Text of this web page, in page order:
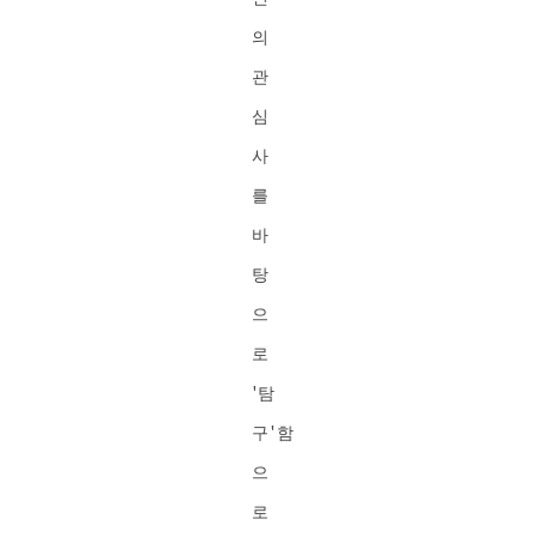
의
관
심
사
를
바
탕
으
로
'탐
구'함
으
로